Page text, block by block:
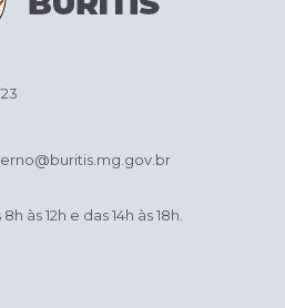
às 12h e das 14h às 18h.